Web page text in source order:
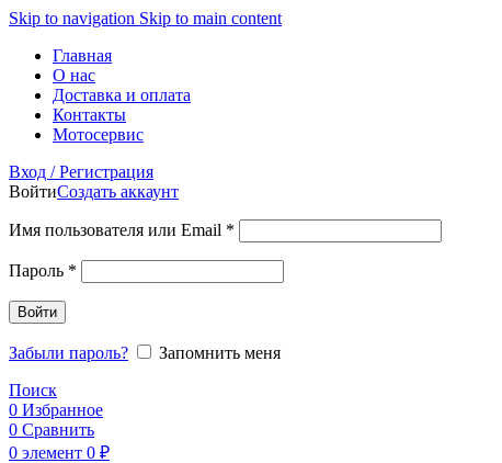
Skip to navigation Skip to main content
Главная
О нас
Доставка и оплата
Контакты
Мотосервис
Вход / Регистрация
ВойтиСоздать аккаунт
Имя пользователя или Email *
Пароль *
Войти
Забыли пароль?
Запомнить меня
Поиск
0 Избранное
0 Сравнить
0 элемент 0 ₽